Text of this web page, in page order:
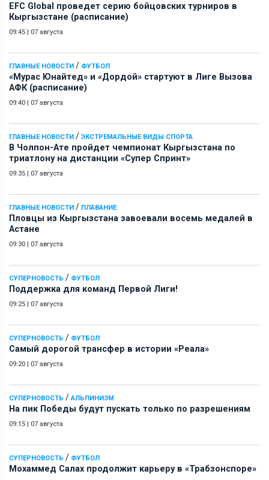
EFC Global проведет серию бойцовских турниров в
Кыргызстане (расписание)
09:45 | 07 августа
ГЛАВНЫЕ НОВОСТИ / ФУТБОЛ
«Мурас Юнайтед» и «Дордой» стартуют в Лиге Вызова
АФК (расписание)
09:40 | 07 августа
ГЛАВНЫЕ НОВОСТИ / ЭКСТРЕМАЛЬНЫЕ ВИДЫ СПОРТА
В Чолпон-Ате пройдет чемпионат Кыргызстана по
триатлону на дистанции «Супер Спринт»
09:35 | 07 августа
ГЛАВНЫЕ НОВОСТИ / ПЛАВАНИЕ
Пловцы из Кыргызстана завоевали восемь медалей в
Астане
09:30 | 07 августа
СУПЕРНОВОСТЬ / ФУТБОЛ
Поддержка для команд Первой Лиги!
09:25 | 07 августа
СУПЕРНОВОСТЬ / ФУТБОЛ
Самый дорогой трансфер в истории «Реала»
09:20 | 07 августа
СУПЕРНОВОСТЬ / АЛЬПИНИЗМ
На пик Победы будут пускать только по разрешениям
09:15 | 07 августа
СУПЕРНОВОСТЬ / ФУТБОЛ
Мохаммед Салах продолжит карьеру в «Трабзонспоре»